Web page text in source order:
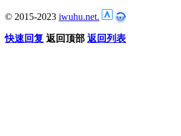
© 2015-2023 iwuhu.net.
快速回复 返回顶部 返回列表